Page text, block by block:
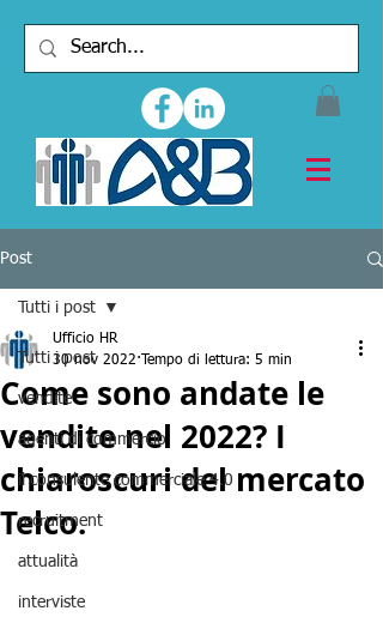
Post
Tutti i post
vendite
agenti di commercio
il consulente commerciale 4.0
recruitment
attualità
interviste
Tutti i post
Come sono andate le
vendite nel 2022? I
chiaroscuri del mercato
Telco.
Ufficio HR
30 nov 2022
Tempo di lettura: 5 min